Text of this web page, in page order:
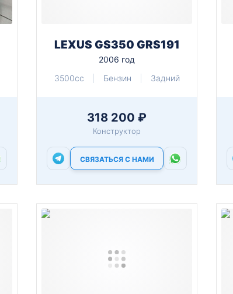
LEXUS GS350 GRS191
2006 год
3500cc
Бензин Задний
318 200 ₽
Конструктор
СВЯЗАТЬСЯ С НАМИ